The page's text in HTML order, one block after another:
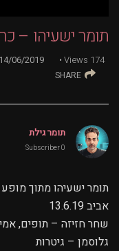
תומר ישעיהו –
174
Views
14/06/2019
SHARE
תומר גילת
0 Subscriber
תומר ישעיהו מתוך
אביב 13.6.19
שחר חזיזה – תופים,
גלוסמן – גיטרות